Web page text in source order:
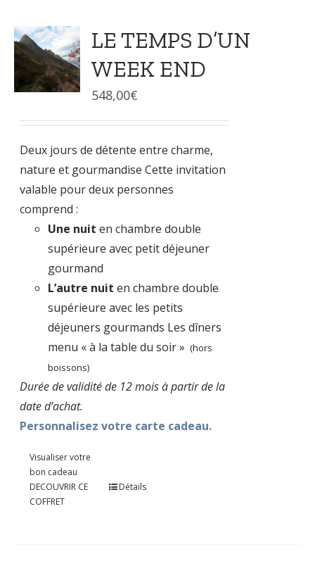
LE TEMPS D’UN
WEEK END
548,00€
Deux jours de détente entre charme,
nature et gourmandise Cette invitation
valable pour deux personnes
comprend :
Une nuit en chambre double
supérieure avec petit déjeuner
gourmand
L’autre nuit en chambre double
supérieure avec les petits
déjeuners gourmands Les dîners
menu « à la table du soir » (hors
boissons)
Durée de validité de 12 mois à partir de la
date d’achat.
Personnalisez votre carte cadeau.
Visualiser votre
bon cadeau
DECOUVRIR CE
COFFRET
Détails